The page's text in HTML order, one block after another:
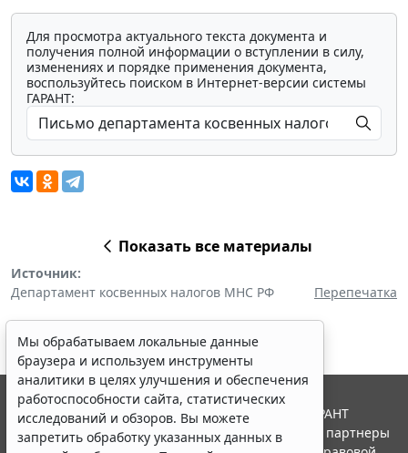
Для просмотра актуального текста документа и
получения полной информации о вступлении в силу,
изменениях и порядке применения документа,
воспользуйтесь поиском в Интернет-версии системы
ГАРАНТ:
Показать все материалы
Источник:
Департамент косвенных налогов МНС РФ
Перепечатка
Мы обрабатываем локальные данные
браузера и используем инструменты
аналитики в целях улучшения и обеспечения
работоспособности сайта, статистических
исследований и обзоров. Вы можете
запретить обработку указанных данных в
© ООО "НПП "ГАРАНТ-СЕРВИС", 2026. Система ГАРАНТ
выпускается с 1990 года. Компания "Гарант" и ее партнеры